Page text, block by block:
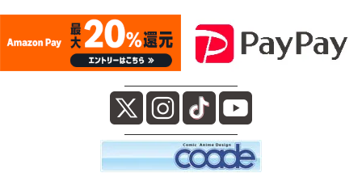
――――――――――
――――――――――